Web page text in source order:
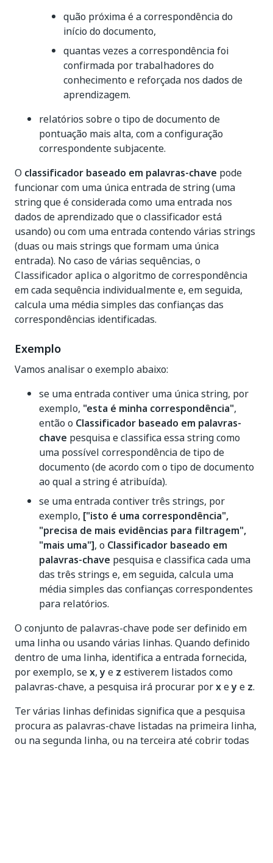
quão próxima é a correspondência do
início do documento,
quantas vezes a correspondência foi
confirmada por trabalhadores do
conhecimento e reforçada nos dados de
aprendizagem.
relatórios sobre o tipo de documento de
pontuação mais alta, com a configuração
correspondente subjacente.
O classificador baseado em palavras-chave pode
funcionar com uma única entrada de string (uma
string que é considerada como uma entrada nos
dados de aprendizado que o classificador está
usando) ou com uma entrada contendo várias strings
(duas ou mais strings que formam uma única
entrada). No caso de várias sequências, o
Classificador aplica o algoritmo de correspondência
em cada sequência individualmente e, em seguida,
calcula uma média simples das confianças das
correspondências identificadas.
Exemplo
Vamos analisar o exemplo abaixo:
se uma entrada contiver uma única string, por
exemplo, "esta é minha correspondência",
então o Classificador baseado em palavras-
chave pesquisa e classifica essa string como
uma possível correspondência de tipo de
documento (de acordo com o tipo de documento
ao qual a string é atribuída).
se uma entrada contiver três strings, por
exemplo, ["isto é uma correspondência",
"precisa de mais evidências para filtragem",
"mais uma"], o Classificador baseado em
palavras-chave pesquisa e classifica cada uma
das três strings e, em seguida, calcula uma
média simples das confianças correspondentes
para relatórios.
O conjunto de palavras-chave pode ser definido em
uma linha ou usando várias linhas. Quando definido
dentro de uma linha, identifica a entrada fornecida,
por exemplo, sex,ye z estiverem listados como
palavras-chave, a pesquisa irá procurar porxeye z.
Ter várias linhas definidas significa que a pesquisa
procura as palavras-chave listadas na primeira linha,
ou na segunda linha, ou na terceira até cobrir todas